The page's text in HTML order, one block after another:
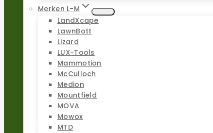
Merken L-M
LandXcape
LawnBott
Lizard
LUX-Tools
Mammotion
McCulloch
Medion
Mountfield
MOVA
Mowox
MTD